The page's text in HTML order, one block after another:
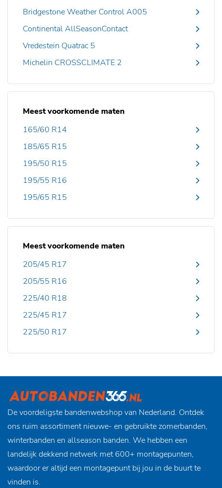
Bridgestone Weather Control A005
Continental AllSeasonContact
Vredestein Quatrac 5
Michelin CROSSCLIMATE 2
Meest voorkomende maten
165/60 R14
185/65 R15
195/50 R15
195/55 R16
195/65 R15
Meest voorkomende maten
205/45 R17
205/55 R16
225/40 R18
225/45 R17
225/50 R17
De voordeligste bandenwebshop van Nederland. Ontdek
ons ruim assortiment nieuwe- en gebruikte zomerbanden,
winterbanden en allseason banden. We hebben een
landelijk dekkend netwerk met 600+ montagepunten,
waardoor er altijd een montagepunt bij jou in de buurt te
vinden is.